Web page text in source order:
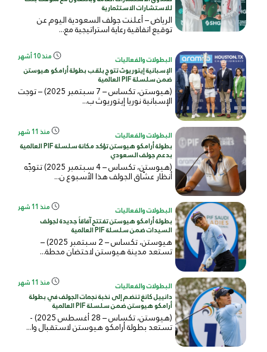
للاستشارات الاستثمارية
الرياض – أعلنت جولف السعودية اليوم عن
توقيع اتفاقية رعاية استراتيجية مع...
البطولات والفعاليات منذ 10 أشهر
الإسبانية إيتوريوث تتوج بلقب بطولة أرامكو هيوستن
ضمن سلسلة PIF العالمية
(هيوستن، تكساس – 7 سبتمبر 2025) – توجت
الإسبانية نوريا إيتوريوث ب...
البطولات والفعاليات منذ 11 شهر
بطولة أرامكو هيوستن تؤكد مكانة سلسلة PIF العالمية
بدعم جولف السعودي
(هيوستن، تكساس – 4 سبتمبر 2025) تتوجّه
أنظار عشّاق الجولف هذا الأسبوع ن...
البطولات والفعاليات منذ 11 شهر
بطولة أرامكو هيوستن تفتتح آفاقاً جديدة لجولف
السيدات ضمن سلسلة PIF العالمية
هيوستن، تكساس – 2 سبتمبر 2025) –
تستعد مدينة هيوستن لاحتضان محطة...
البطولات والفعاليات منذ 11 شهر
دانييل كانغ تنضم إلى نخبة نجمات الجولف في بطولة
أرامكو هيوستن ضمن سلسلة PIF العالمية
(هيوستن، تكساس – 28 أغسطس 2025) -
تستعد بطولة أرامكو هيوستن لاستقبال وا...